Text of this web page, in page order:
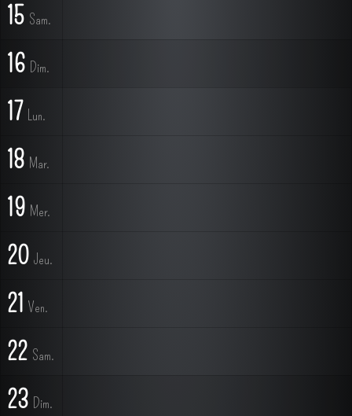
15 Sam.
16 Dim.
17 Lun.
18 Mar.
19 Mer.
20 Jeu.
21 Ven.
22 Sam.
23 Dim.